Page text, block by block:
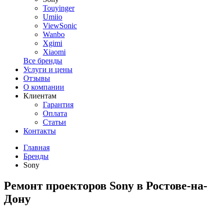
Touyinger
Umiio
ViewSonic
Wanbo
Xgimi
Xiaomi
Все бренды
Услуги и цены
Отзывы
О компании
Клиентам
Гарантия
Оплата
Статьи
Контакты
Главная
Бренды
Sony
Ремонт проекторов Sony в Ростове-на-
Дону